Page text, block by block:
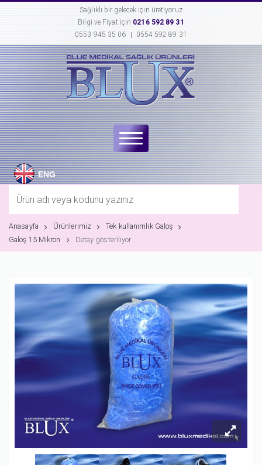
Sağlıklı bir gelecek için üretiyoruz
Bilgi ve Fiyat için 0216 592 89 31
0553 945 35 06
0554 592 89 31
ENG
Anasayfa Ürünlerimiz
Tek kullanımlık Galoş
Galoş 15 Mikron
Detay gösteriliyor